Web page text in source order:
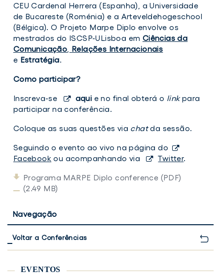
CEU Cardenal Herrera (Espanha), a Universidade
de Bucareste (Roménia) e a Arteveldehogeschool
(Bélgica). O Projeto Marpe Diplo envolve os
mestrados do ISCSP-ULisboa em Ciências da
Comunicação Relações Internacionais
e Estratégia.
Como participar?
Inscreva-se aqui e no final obterá o linkpara
participar na conferência.
Coloque as suas questões via chatda sessão.
Seguindo o evento ao vivo na página do
Facebook ou acompanhando via Twitter.
Programa MARPE Diplo conference (PDF)
(2.49 MB)
Navegação
Voltar a Conferências
EVENTOS